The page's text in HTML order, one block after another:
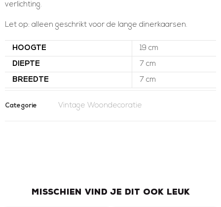
verlichting.
Let op: alleen geschrikt voor de lange dinerkaarsen.
HOOGTE 19 cm
DIEPTE 7 cm
BREEDTE 7 cm
Categorie Vintage Woondecoratie
Misschien vind je dit ook leuk